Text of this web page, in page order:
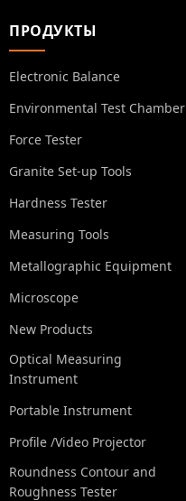
ПРОДУКТЫ
Electronic Balance
Environmental Test Chamber
Force Tester
Granite Set-up Tools
Hardness Tester
Measuring Tools
Metallographic Equipment
Microscope
New Products
Optical Measuring
Instrument
Portable Instrument
Profile /Video Projector
Roundness Contour and
Roughness Tester